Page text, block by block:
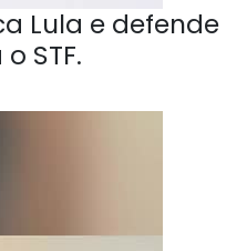
Lula e defende
STF.